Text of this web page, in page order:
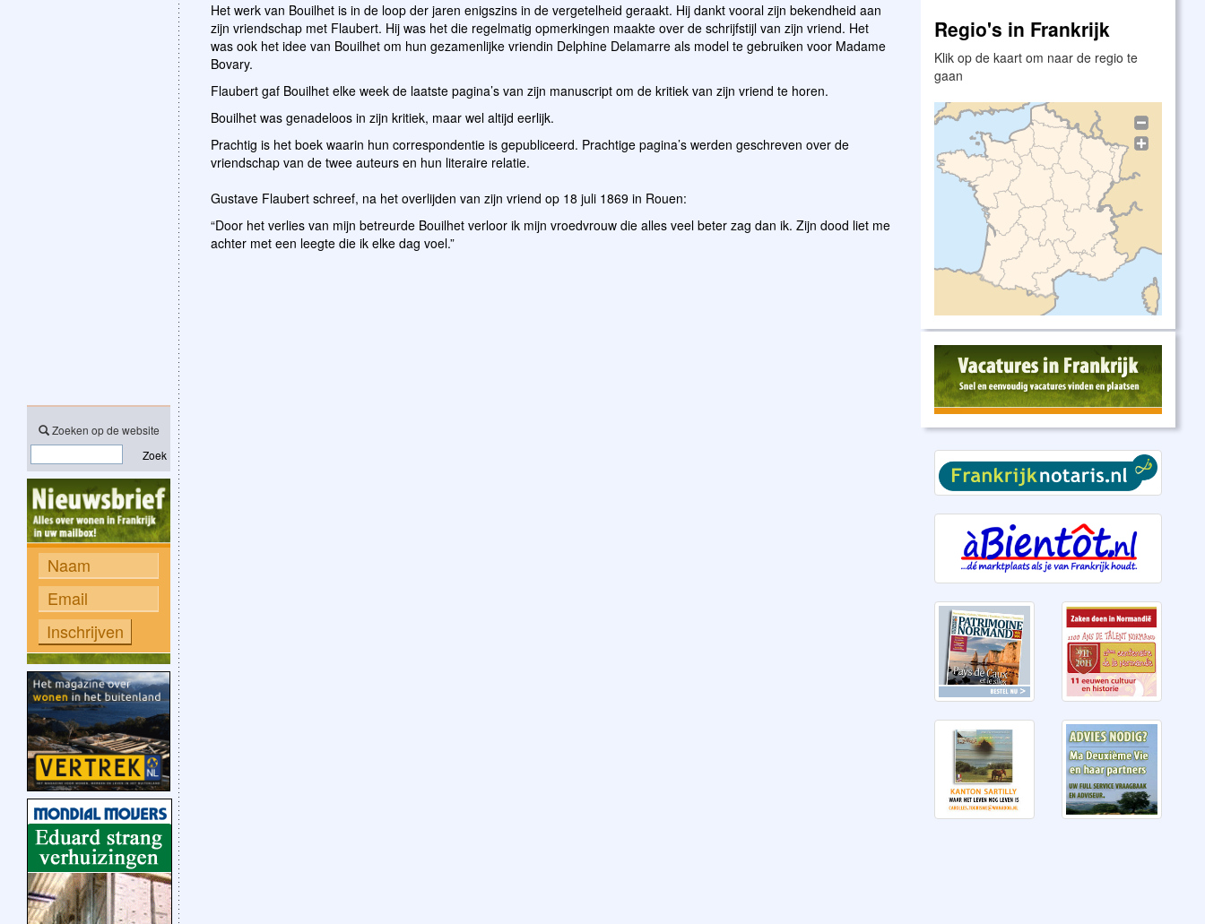
Zoeken op de website
Zoek
Het werk van Bouilhet is in de loop der jaren enigszins in de vergetelheid geraakt. Hij dankt vooral zijn bekendheid aan
zijn vriendschap met Flaubert. Hij was het die regelmatig opmerkingen maakte over de schrijfstijl van zijn vriend. Het
was ook het idee van Bouilhet om hun gezamenlijke vriendin Delphine Delamarre als model te gebruiken voor Madame
Bovary.
Flaubert gaf Bouilhet elke week de laatste pagina’s van zijn manuscript om de kritiek van zijn vriend te horen.
Bouilhet was genadeloos in zijn kritiek, maar wel altijd eerlijk.
Prachtig is het boek waarin hun correspondentie is gepubliceerd. Prachtige pagina’s werden geschreven over de
vriendschap van de twee auteurs en hun literaire relatie.
Gustave Flaubert schreef, na het overlijden van zijn vriend op 18 juli 1869 in Rouen:
“Door het verlies van mijn betreurde Bouilhet verloor ik mijn vroedvrouw die alles veel beter zag dan ik. Zijn dood liet me
achter met een leegte die ik elke dag voel.”
Regio's in Frankrijk
Klik op de kaart om naar de regio te
gaan